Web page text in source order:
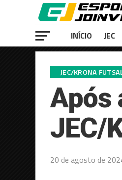
INÍCIO JEC
JEC/KRONA
Após
JEC/
20 de agosto de